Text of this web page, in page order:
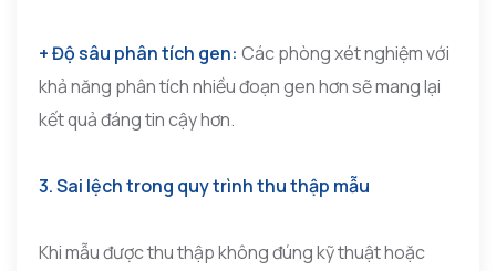
+ Độ sâu phân tích gen: Các phòng xét nghiệm với
khả năng phân tích nhiều đoạn gen hơn sẽ mang lại
kết quả đáng tin cậy hơn.
3. Sai lệch trong quy trình thu thập mẫu
Khi mẫu được thu thập không đúng kỹ thuật hoặc